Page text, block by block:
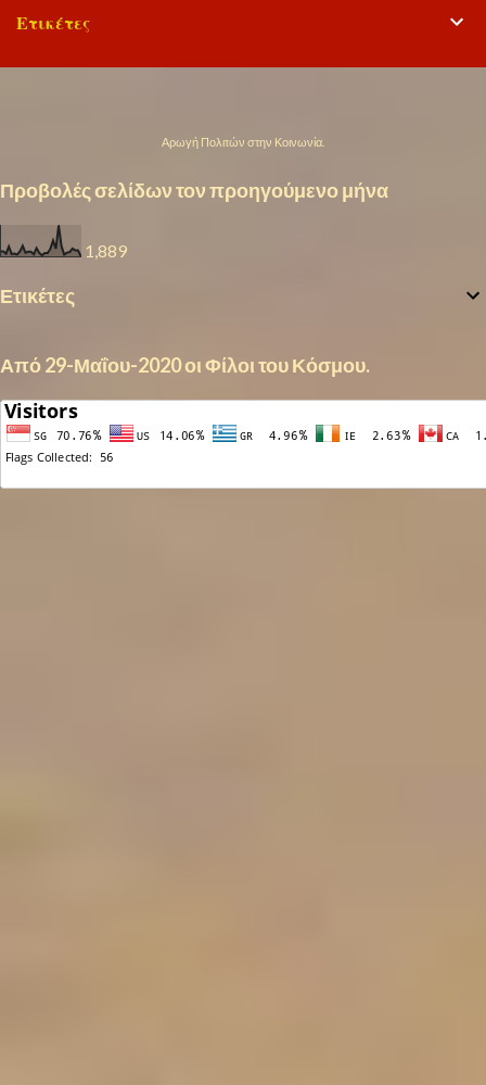
Ετικέτες
Αρωγή Πολιτών στην Κοινωνία.
Προβολές σελίδων τον προηγούμενο μήνα
1,889
Ετικέτες
Από 29-Μαΐου-2020 οι Φίλοι του Κόσμου.